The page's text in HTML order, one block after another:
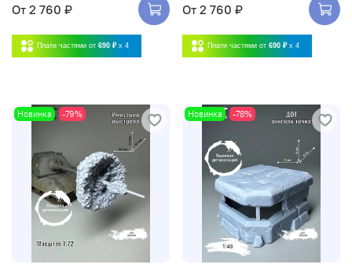
От 2 760 ₽
Плати частями от 690 ₽ x 4
От 2 760 ₽
Плати частями от 690 ₽ x 4
Новинка -79% Новинка -78%